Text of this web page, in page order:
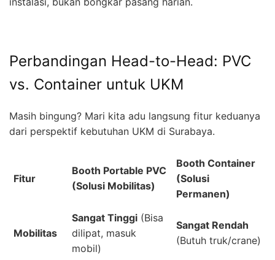
Perbandingan Head-to-Head: PVC
vs. Container untuk UKM
Masih bingung? Mari kita adu langsung fitur keduanya
dari perspektif kebutuhan UKM di Surabaya.
Fitur
Booth Portable PVC
(Solusi Mobilitas)
Booth Container
(Solusi
Permanen)
Mobilitas
Sangat Tinggi (Bisa
dilipat, masuk
mobil)
Sangat Rendah
(Butuh truk/crane)